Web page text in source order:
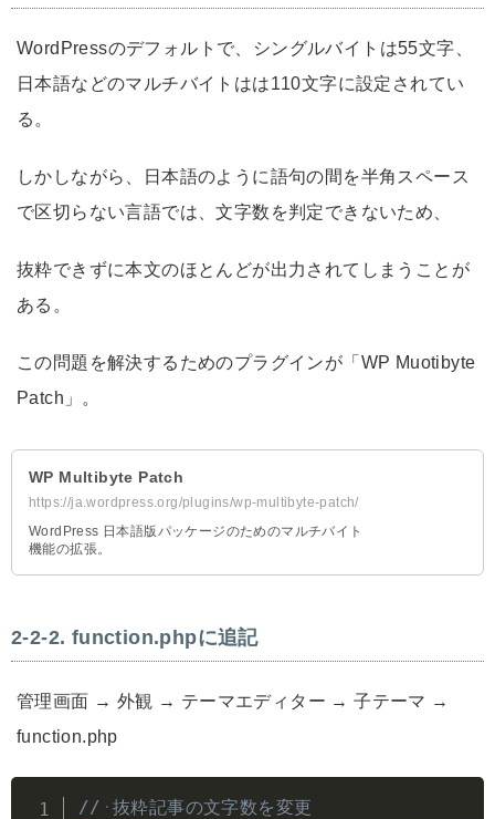
WordPressのデフォルトで、シングルバイトは55文字、
日本語などのマルチバイトはは110文字に設定されてい
る。
しかしながら、日本語のように語句の間を半角スペース
で区切らない言語では、文字数を判定できないため、
抜粋できずに本文のほとんどが出力されてしまうことが
ある。
この問題を解決するためのプラグインが「WP Muotibyte
Patch」。
WP Multibyte Patch
https://ja.wordpress.org/plugins/wp-multibyte-patch/
WordPress 日本語版パッケージのためのマルチバイト
機能の拡張。
function.phpに追記
管理画面 → 外観 → テーマエディター → 子テーマ →
function.php
//
抜粋記事の文字数を変更